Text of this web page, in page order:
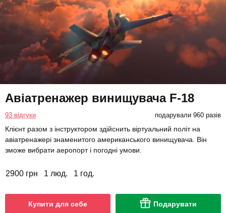
Авіатренажер винищувача F-18
93 відгуки подарували 960 разів
Клієнт разом з інструктором здійснить віртуальний політ на
авіатренажері знаменитого американського винищувача. Він
зможе вибрати аеропорт і погодні умови.
2900 грн 1 люд. 1 год.
Купити для себе Подарувати